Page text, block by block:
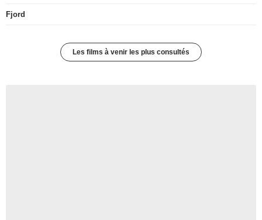
Fjord
Les films à venir les plus consultés